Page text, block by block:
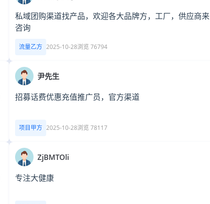
私域团购渠道找产品，欢迎各大品牌方，工厂，供应商来
咨询
流量乙方 2025-10-28浏览 76794
尹先生
招募话费优惠充值推广员，官方渠道
项目甲方 2025-10-28浏览 78117
ZjBMTOli
专注大健康